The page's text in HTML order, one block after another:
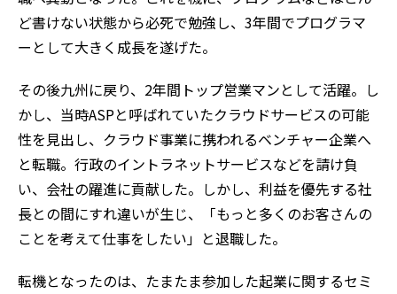
ど書けない状態から必死で勉強し、3年間でプログラマ
ーとして大きく成長を遂げた。
その後九州に戻り、2年間トップ営業マンとして活躍。し
かし、当時ASPと呼ばれていたクラウドサービスの可能
性を見出し、クラウド事業に携われるベンチャー企業へ
と転職。行政のイントラネットサービスなどを請け負
い、会社の躍進に貢献した。しかし、利益を優先する社
長との間にすれ違いが生じ、「もっと多くのお客さんの
ことを考えて仕事をしたい」と退職した。
転機となったのは、たまたま参加した起業に関するセミ